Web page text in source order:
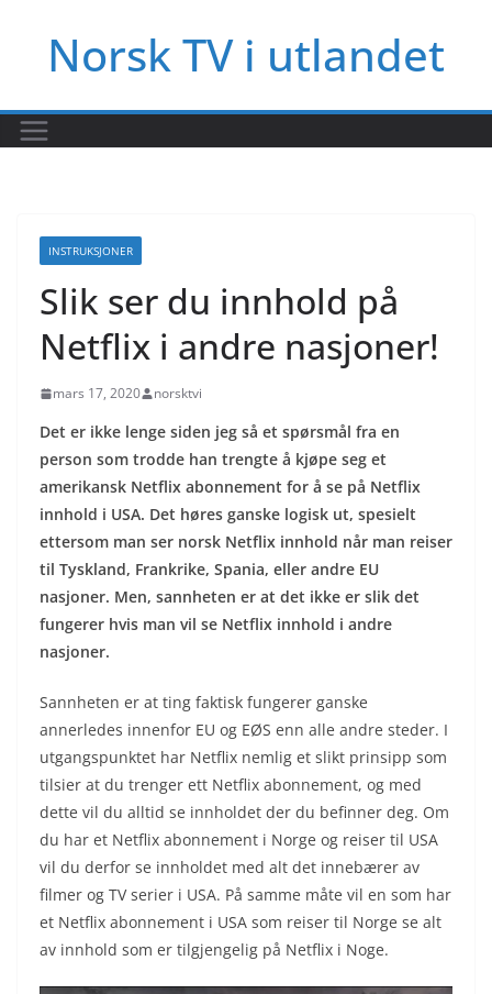
innholdetNorsk TV i utlandet
INSTRUKSJONER
Slik ser du innhold på
Netflix i andre nasjoner!
mars 17, 2020 norsktvi
Det er ikke lenge siden jeg så et spørsmål fra en
person som trodde han trengte å kjøpe seg et
amerikansk Netflix abonnement for å se på Netflix
innhold i USA. Det høres ganske logisk ut, spesielt
ettersom man ser norsk Netflix innhold når man reiser
til Tyskland, Frankrike, Spania, eller andre EU
nasjoner. Men, sannheten er at det ikke er slik det
fungerer hvis man vil se Netflix innhold i andre
nasjoner.
Sannheten er at ting faktisk fungerer ganske
annerledes innenfor EU og EØS enn alle andre steder. I
utgangspunktet har Netflix nemlig et slikt prinsipp som
tilsier at du trenger ett Netflix abonnement, og med
dette vil du alltid se innholdet der du befinner deg. Om
du har et Netflix abonnement i Norge og reiser til USA
vil du derfor se innholdet med alt det innebærer av
filmer og TV serier i USA. På samme måte vil en som har
et Netflix abonnement i USA som reiser til Norge se alt
av innhold som er tilgjengelig på Netflix i Noge.